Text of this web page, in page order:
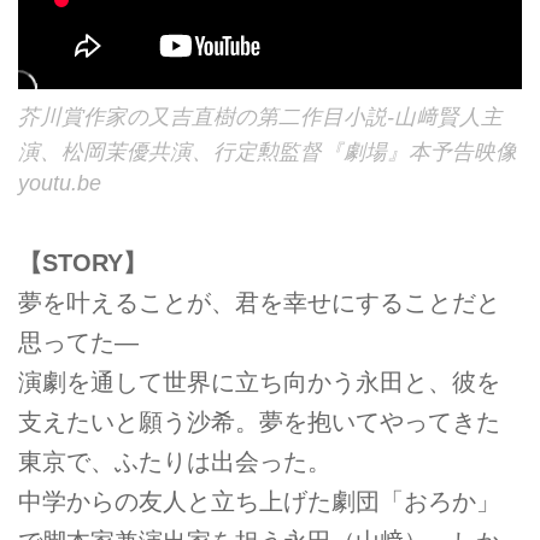
芥川賞作家の又吉直樹の第二作目小説-山﨑賢人主
演、松岡茉優共演、行定勲監督『劇場』本予告映像
youtu.be
【STORY】
夢を叶えることが、君を幸せにすることだと
思ってた—
演劇を通して世界に立ち向かう永田と、彼を
支えたいと願う沙希。夢を抱いてやってきた
東京で、ふたりは出会った。
中学からの友人と立ち上げた劇団「おろか」